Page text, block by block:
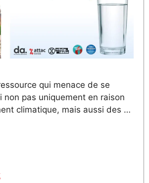
qui menace de se
non pas uniquement en raison
climatique, mais aussi des …